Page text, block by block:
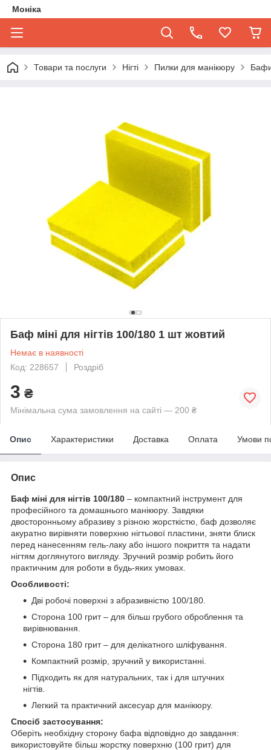
Моніка
Товари та послуги Нігті Пилки для манікюру
Баф міні для нігтів 100/180 1 шт жовтий
Немає в наявності
Код: 228657
Роздріб
3 ₴
Мінімальна сума замовлення на сайті — 200 ₴
Опис Характеристики Доставка Оплата Умови
Опис
Баф міні для нігтів 100/180 – компактний інструмент для
професійного та домашнього манікюру. Завдяки
двосторонньому абразиву з різною жорсткістю, баф дозволяє
акуратно вирівняти поверхню нігтьової пластини, зняти блиск
перед нанесенням гель-лаку або іншого покриття та надати
нігтям доглянутого вигляду. Зручний розмір робить його
практичним для роботи в будь-яких умовах.
Особливості:
Дві робочі поверхні з абразивністю 100/180.
Сторона 100 грит – для більш грубого оброблення та
вирівнювання.
Сторона 180 грит – для делікатного шліфування.
Компактний розмір, зручний у використанні.
Підходить як для натуральних, так і для штучних
нігтів.
Легкий та практичний аксесуар для манікюру.
Спосіб застосування:
Оберіть необхідну сторону бафа відповідно до завдання:
використовуйте більш жорстку поверхню (100 грит) для